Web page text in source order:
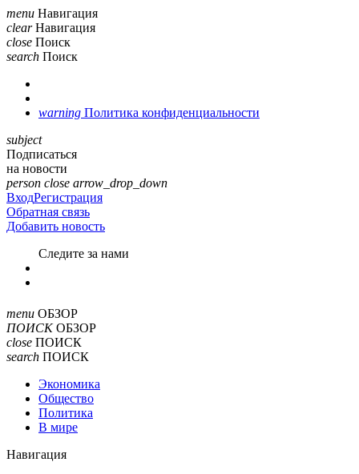
menu Навигация
clear Навигация
close Поиск
search Поиск
warning Политика конфиденциальности
subject
Подписаться
на новости
person close arrow_drop_down
ВходРегистрация
Обратная связь
Добавить новость
Cледите за нами
menu ОБЗОР
ПОИСК ОБЗОР
close ПОИСК
search ПОИСК
Экономика
Общество
Политика
В мире
Навигация